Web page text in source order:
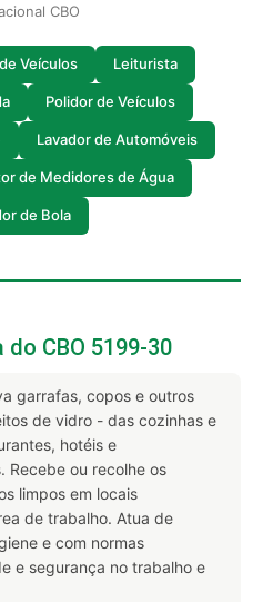
CBO
Veículos Leiturista
Polidor de Veículos
Lavador de Automóveis
de Medidores de Água
de Bola
CBO 5199-30
garrafas, copos e outros
de vidro - das cozinhas e
hotéis e
Recebe ou recolhe os
limpos em locais
de trabalho. Atua de
e com normas
e segurança no trabalho e